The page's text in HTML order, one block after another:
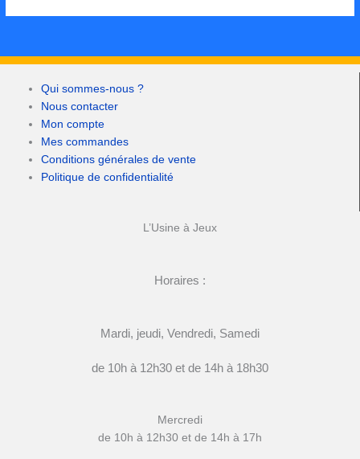
Qui sommes-nous ?
Nous contacter
Mon compte
Mes commandes
Conditions générales de vente
Politique de confidentialité
L’Usine à Jeux
Horaires :
Mardi, jeudi, Vendredi, Samedi
de 10h à 12h30 et de 14h à 18h30
Mercredi
de 10h à 12h30 et de 14h à 17h